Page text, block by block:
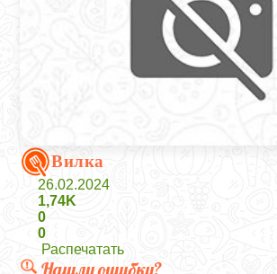
Вилка
26.02.2024
1,74K
0
0
Распечатать
Нашли ошибку?